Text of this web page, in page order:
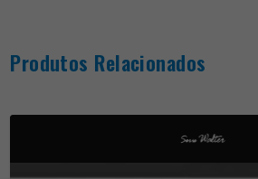
Produtos Relacionados